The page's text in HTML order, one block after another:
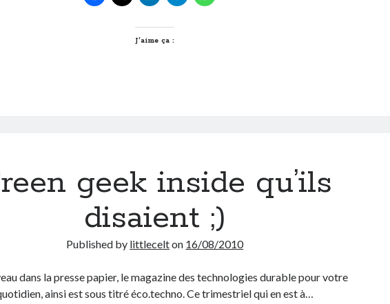
est-
J’aime ça :
geek inside qu’ils
disaient ;)
Published by littlecelton 16/08/2010
dans la presse papier, le magazine des technologies durable pour votre
ainsi est sous titré éco.techno. Ce trimestriel qui en est à…